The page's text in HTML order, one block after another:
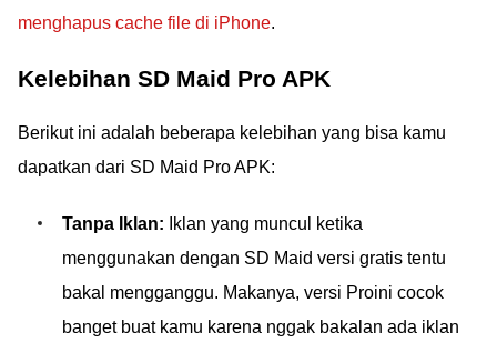
menghapus cache file di iPhone.
Kelebihan SD Maid Pro APK
Berikut ini adalah beberapa kelebihan yang bisa kamu
dapatkan dari SD Maid Pro APK:
Tanpa Iklan: Iklan yang muncul ketika
menggunakan dengan SD Maid versi gratis tentu
bakal mengganggu. Makanya, versi Proini cocok
banget buat kamu karena nggak bakalan ada iklan